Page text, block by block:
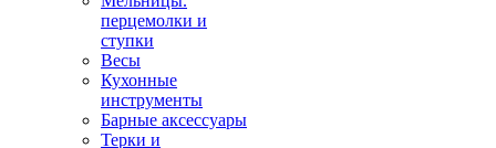
перцемолки и
ступки
Весы
Кухонные
инструменты
Барные аксессуары
Терки и